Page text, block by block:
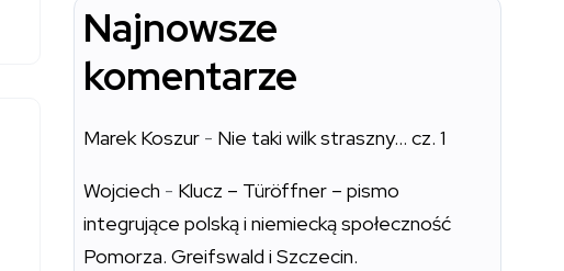
Najnowsze
komentarze
Marek Koszur - Nie taki wilk straszny… cz. 1
Wojciech - Klucz – Türöffner – pismo
integrujące polską i niemiecką społeczność
Pomorza. Greifswald i Szczecin.